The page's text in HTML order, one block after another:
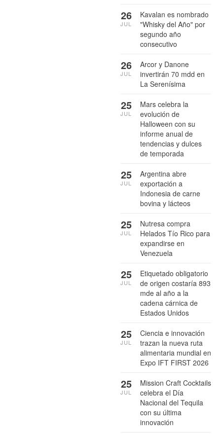
Kavalan es nombrado
"Whisky del Año" por
segundo año
consecutivo
26
JUL
Arcor y Danone
invertirán 70 mdd en
La Serenísima
26
JUL
Mars celebra la
evolución de
Halloween con su
informe anual de
tendencias y dulces
de temporada
25
JUL
Argentina abre
exportación a
Indonesia de carne
bovina y lácteos
25
JUL
Nutresa compra
Helados Tío Rico para
expandirse en
Venezuela
25
JUL
Etiquetado obligatorio
de origen costaría 893
mde al año a la
cadena cárnica de
Estados Unidos
25
JUL
Ciencia e innovación
trazan la nueva ruta
alimentaria mundial en
Expo IFT FIRST 2026
25
JUL
Mission Craft Cocktails
celebra el Día
Nacional del Tequila
con su última
innovación
25
JUL